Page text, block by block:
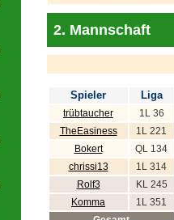
2. Mannschaft
Spieler Liga
trübtaucher 1L 36
TheEasiness
1L 221
Bokert
QL 134
chrissi13
1L 314
Rolf3
KL 245
Komma
1L 351